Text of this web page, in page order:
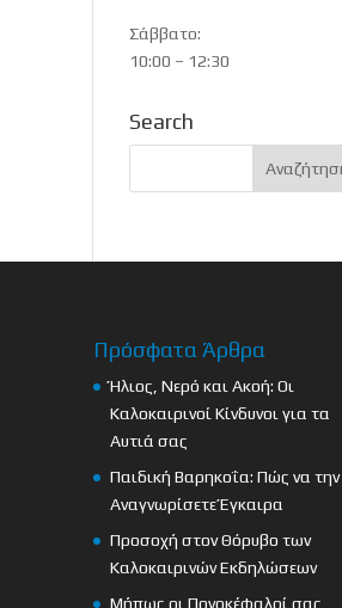
Σάββατο:
10:00 – 12:30
Search
Πρόσφατα Άρθρα
Ήλιος, Νερό και Ακοή: Οι
Καλοκαιρινοί Κίνδυνοι για τα
Αυτιά σας
Παιδική Βαρηκοΐα: Πώς να την
Αναγνωρίσετε Έγκαιρα
Προσοχή στον Θόρυβο των
Καλοκαιρινών Εκδηλώσεων
Μήπως οι Πονοκέφαλοί σας